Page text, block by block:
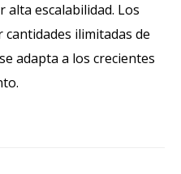
escalabilidad. Los
ilimitadas de
adapta a los crecientes